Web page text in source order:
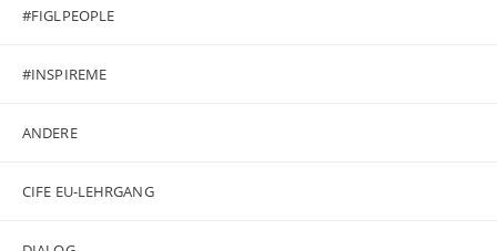
#FIGLPEOPLE
#INSPIREME
ANDERE
CIFE EU-LEHRGANG